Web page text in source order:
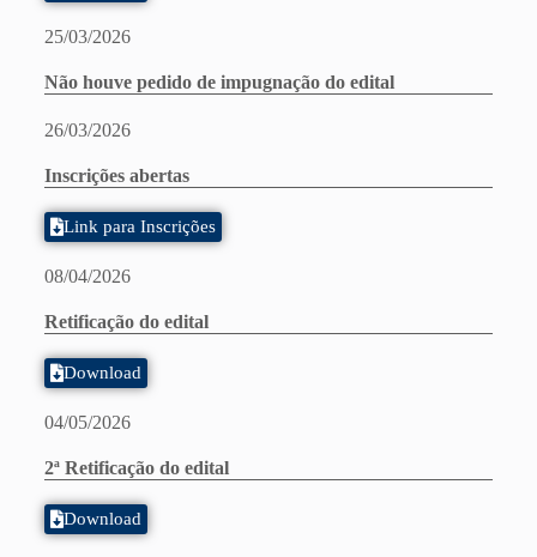
25/03/2026
Não houve pedido de impugnação do edital
26/03/2026
Inscrições abertas
Link para Inscrições
08/04/2026
Retificação do edital
Download
04/05/2026
2ª Retificação do edital
Download